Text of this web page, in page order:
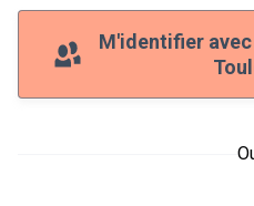
M'identifier